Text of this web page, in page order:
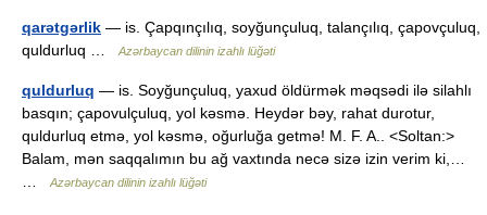
qarətgərlik — is. Çapqınçılıq, soyğunçuluq, talançılıq, çapovçuluq,
quldurluq …
Azərbaycan dilinin izahlı lüğəti
quldurluq — is. Soyğunçuluq, yaxud öldürmək məqsədi ilə silahlı
basqın; çapovulçuluq, yol kəsmə. Heydər bəy, rahat durotur,
quldurluq etmə, yol kəsmə, oğurluğa getmə! M. F. A.. <Soltan:>
Balam, mən saqqalımın bu ağ vaxtında necə sizə izin verim ki,…
Azərbaycan dilinin izahlı lüğəti